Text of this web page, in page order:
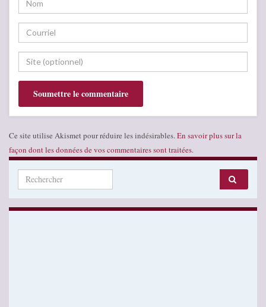
Ce site utilise Akismet pour réduire les indésirables. En savoir plus sur la
façon dont les données de vos commentaires sont traitées.
Search for: